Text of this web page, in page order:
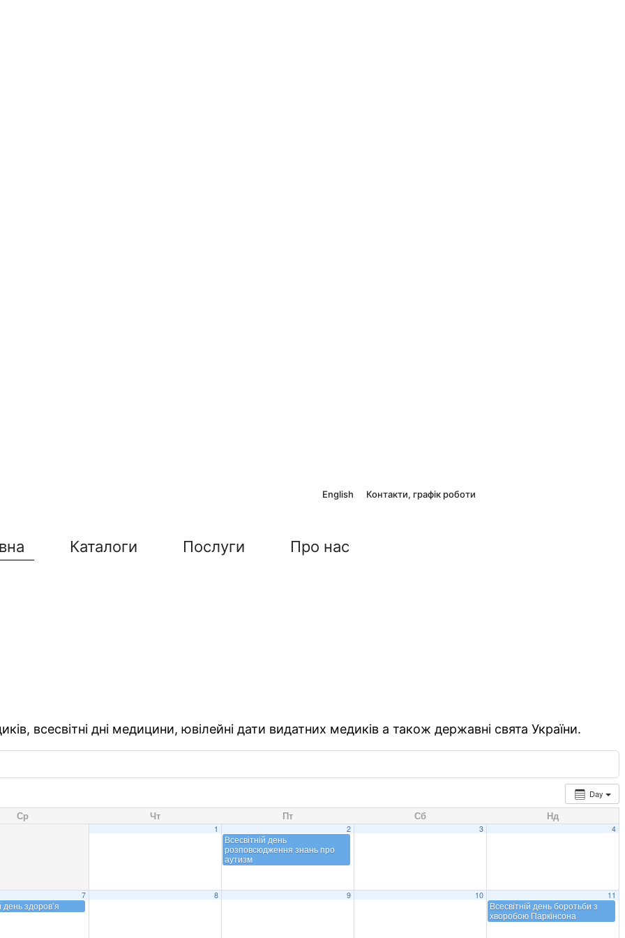
English Контакти, графік роботи
Каталоги Послуги Про нас
всесвітні дні медицини, ювілейні дати видатних медиків а також державні свята України.
Day
Ср Чт Пт Сб Нд
1 2
Всесвітній день
розповсюдження знань про
аутизм
3 4
7
день здоров’я
8 9 10 11
Всесвітній день боротьби з
хворобою Паркінсона